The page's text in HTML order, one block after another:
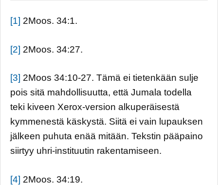
[1] 2Moos. 34:1.
[2] 2Moos. 34:27.
[3] 2Moos 34:10-27. Tämä ei tietenkään sulje
pois sitä mahdollisuutta, että Jumala todella
teki kiveen Xerox-version alkuperäisestä
kymmenestä käskystä. Siitä ei vain lupauksen
jälkeen puhuta enää mitään. Tekstin pääpaino
siirtyy uhri-instituutin rakentamiseen.
[4] 2Moos. 34:19.